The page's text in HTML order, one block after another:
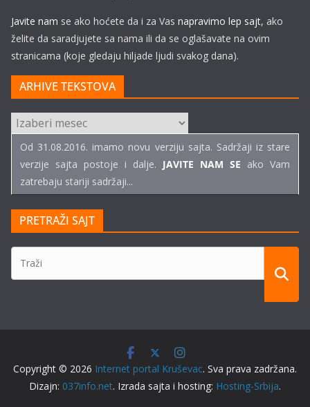
Javite nam se ako hoćete da i za Vas napravimo lep sajt, ako
želite da saradjujete sa nama ili da se oglašavate na ovim
stranicama (koje gledaju hiljade ljudi svakog dana).
ARHIVE TEKSTOVA
ARHIVE
TEKSTOVA
Od 31.08.2016. imamo novu verziju sajta. Sadržaji iz stare
verzije sajta postoje i dalje. JAVITE NAM SE ako Vam
zatrebaju stariji sadržaji...
PRETRAŽI SAJT
Copyright © 2026 Internet portal Kruševac. Sva prava zadržana.
Dizajn: 037info.net. Izrada sajta i hosting: Hosting-Srbija.